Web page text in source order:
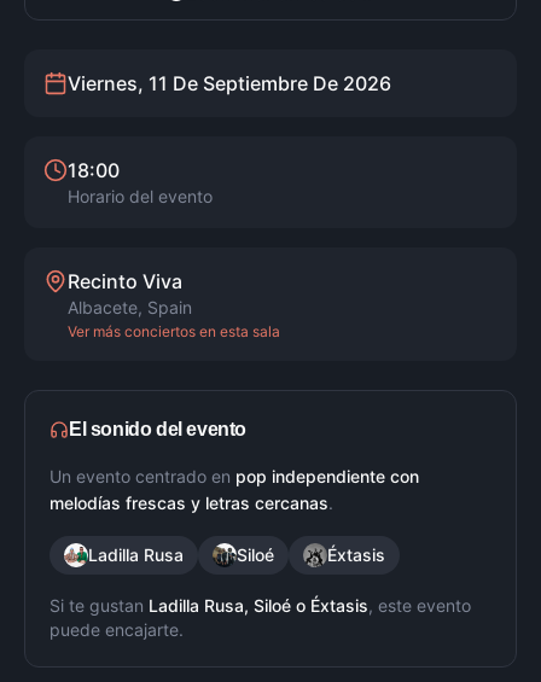
Viernes, 11 De Septiembre De 2026
18:00
Horario del evento
Recinto Viva
Albacete, Spain
Ver más conciertos en esta sala
El sonido del evento
Un evento centrado en pop independiente con
melodías frescas y letras cercanas.
Ladilla Rusa Siloé Éxtasis
Si te gustan Ladilla Rusa, Siloé o Éxtasis, este evento
puede encajarte.